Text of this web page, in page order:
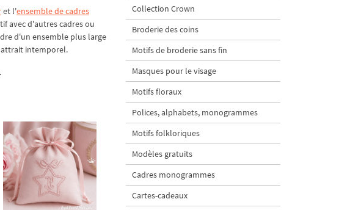
et l'ensemble de cadres
avec d'autres cadres ou
d'un ensemble plus large
attrait intemporel.
Collection Crown
Broderie des coins
Motifs de broderie sans fin
Masques pour le visage
Motifs floraux
Polices, alphabets, monogrammes
Motifs folkloriques
Modèles gratuits
Cadres monogrammes
Cartes-cadeaux